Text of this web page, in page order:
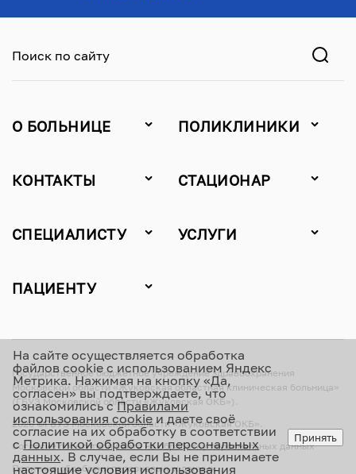
Поиск по сайту
О БОЛЬНИЦЕ ПОЛИКЛИНИКИ
КОНТАКТЫ СТАЦИОНАР
СПЕЦИАЛИСТУ УСЛУГИ
ПАЦИЕНТУ
Государственное бюджетное учреждение здравоохранения
Московской области «Жуковская областная клиническая больница»
(ГБУЗ Московской области «Жуковская ОКБ»).
2026 ©ГБУЗ Московской области «Жуковская ОКБ».
Согласие посетителя сайта на обработку персональных данных
Политика обработки персональных данных
На сайте осуществляется обработка
файлов cookie с использованием Яндекс
Метрика. Нажимая на кнопку «Да,
согласен» вы подтверждаете, что
ознакомились сПравилами
использования cookie и даете своё
согласие на их обработку в соответствии
сПолитикой обработки персональных
данных. В случае, если Вы не принимаете
настоящие условия использования
Принять